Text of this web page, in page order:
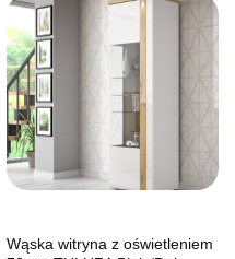
Wąska witryna z oświetleniem